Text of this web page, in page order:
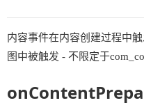
内容事件在内容创建过程中
图中被触发 - 不限定于